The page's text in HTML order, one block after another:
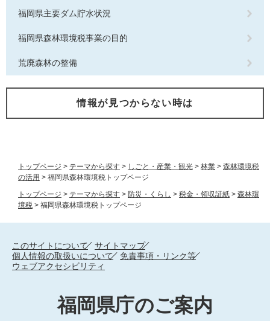
トップページ > テーマから探す > しごと・産業・観光 > 林業 > 森林環境税
の活用 > 福岡県森林環境税トップページ
トップページ > テーマから探す > 防災・くらし > 税金・領収証紙 > 森林環
境税 > 福岡県森林環境税トップページ
福岡県主要ダム貯水状況
福岡県森林環境税事業の目的
荒廃森林の整備
情報が見つからない時は
このサイトについて
サイトマップ
個人情報の取扱いについて
免責事項・リンク等
ウェブアクセシビリティ
福岡県庁のご案内